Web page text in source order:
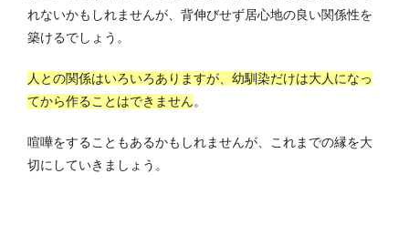
れないかもしれませんが、背伸びせず居心地の良い関係性を
築けるでしょう。
人との関係はいろいろありますが、幼馴染だけは大人になっ
てから作ることはできません。
喧嘩をすることもあるかもしれませんが、これまでの縁を大
切にしていきましょう。